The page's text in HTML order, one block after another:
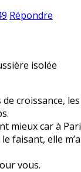
Répondre
isolée
de croissance,
mieux car à
faisant, elle
vous.